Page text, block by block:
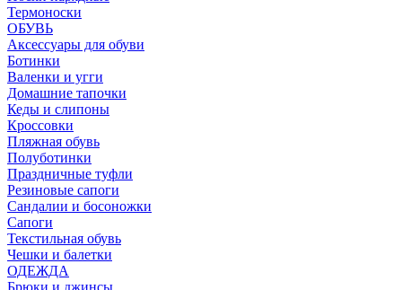
Термоноски
ОБУВЬ
Аксессуары для обуви
Ботинки
Валенки и угги
Домашние тапочки
Кеды и слипоны
Кроссовки
Пляжная обувь
Полуботинки
Праздничные туфли
Резиновые сапоги
Сандалии и босоножки
Сапоги
Текстильная обувь
Чешки и балетки
ОДЕЖДА
Брюки и джинсы